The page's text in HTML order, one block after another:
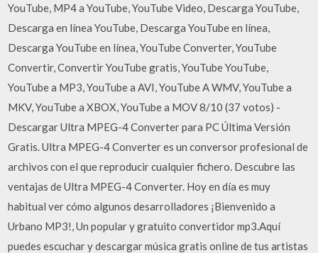
YouTube, MP4 a YouTube, YouTube Video, Descarga YouTube,
Descarga en línea YouTube, Descarga YouTube en línea,
Descarga YouTube en línea, YouTube Converter, YouTube
Convertir, Convertir YouTube gratis, YouTube YouTube,
YouTube a MP3, YouTube a AVI, YouTube A WMV, YouTube a
MKV, YouTube a XBOX, YouTube a MOV 8/10 (37 votos) -
Descargar Ultra MPEG-4 Converter para PC Última Versión
Gratis. Ultra MPEG-4 Converter es un conversor profesional de
archivos con el que reproducir cualquier fichero. Descubre las
ventajas de Ultra MPEG-4 Converter. Hoy en día es muy
habitual ver cómo algunos desarrolladores ¡Bienvenido a
Urbano MP3!, Un popular y gratuito convertidor mp3.Aquí
puedes escuchar y descargar música gratis online de tus artistas